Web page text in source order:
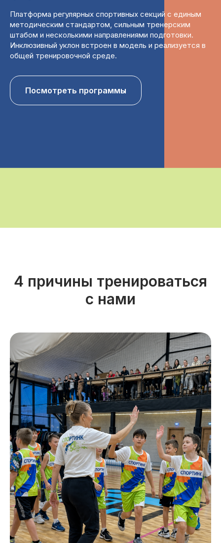
Платформа регулярных спортивных секций с единым
методическим стандартом, сильным тренерским
штабом и несколькими направлениями подготовки.
Инклюзивный уклон встроен в модель и реализуется в
общей тренировочной среде.
Посмотреть программы
4 причины тренироваться
с нами